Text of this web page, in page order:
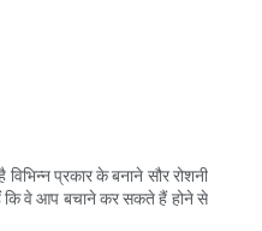
प्रकार के बनाने सौर रोशनी
कि वे आप बचाने कर सकते हैं होने से